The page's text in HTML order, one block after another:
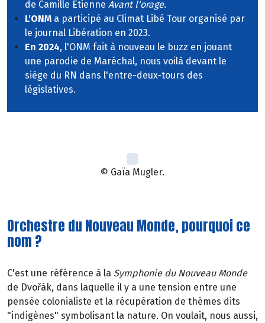
de Camille Étienne Avant l'orage.
L'ONM a participé au Climat Libé Tour organisé par
le journal Libération en 2023.
En 2024, l'ONM fait à nouveau le buzz en jouant
une parodie de Maréchal, nous voilà devant le
siège du RN dans l'entre-deux-tours des
législatives.
© Gaïa Mugler.
Orchestre du Nouveau Monde, pourquoi ce
nom ?
C'est une référence à la Symphonie du Nouveau Monde
de Dvořák, dans laquelle il y a une tension entre une
pensée colonialiste et la récupération de thèmes dits
"indigènes" symbolisant la nature. On voulait, nous aussi,